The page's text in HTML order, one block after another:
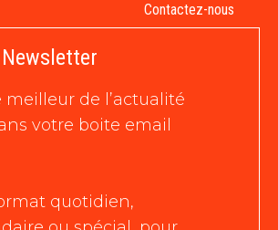
Contactez-nous
Newsletter
meilleur de l’actualité
votre boite email
quotidien,